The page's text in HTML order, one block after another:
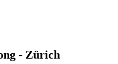
- Zürich